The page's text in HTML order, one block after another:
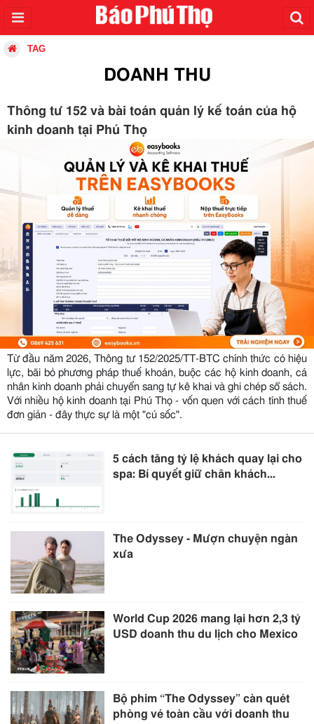
TAG
DOANH THU
Thông tư 152 và bài toán quản lý kế toán của hộ
kinh doanh tại Phú Thọ
Từ đầu năm 2026, Thông tư 152/2025/TT-BTC chính thức có hiệu
lực, bãi bỏ phương pháp thuế khoán, buộc các hộ kinh doanh, cá
nhân kinh doanh phải chuyển sang tự kê khai và ghi chép sổ sách.
Với nhiều hộ kinh doanh tại Phú Thọ - vốn quen với cách tính thuế
đơn giản - đây thực sự là một "cú sốc".
5 cách tăng tỷ lệ khách quay lại cho
spa: Bí quyết giữ chân khách...
The Odyssey - Mượn chuyện ngàn
xưa
World Cup 2026 mang lại hơn 2,3 tỷ
USD doanh thu du lịch cho Mexico
Bộ phim “The Odyssey” càn quét
phòng vé toàn cầu với doanh thu